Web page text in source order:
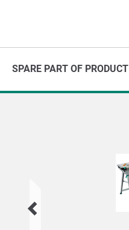
SPARE PART OF PRODUCT